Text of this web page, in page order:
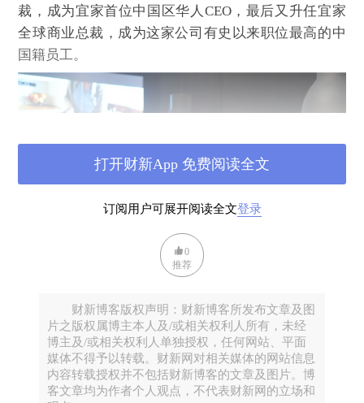
裁，成为宜家首位中国区华人CEO，最后又升任宜家
全球商业总裁，成为这家公司有史以来职位最高的中
国籍员工。
她负责的中国业务，实现了两位数的增长，是宜家在
全球增长最快的市场区域。
20世纪90年代是国际零售巨头抢滩中国的集中期，宜
订阅用户可展开阅读全文登录
打开财新App 免费阅读全文
0
推荐
财新博客版权声明：财新博客所发布文章及图
片之版权属博主本人及/或相关权利人所有，未经
博主及/或相关权利人单独授权，任何网站、平面
媒体不得予以转载。财新网对相关媒体的网站信息
内容转载授权并不包括财新博客的文章及图片。博
客文章均为作者个人观点，不代表财新网的立场和